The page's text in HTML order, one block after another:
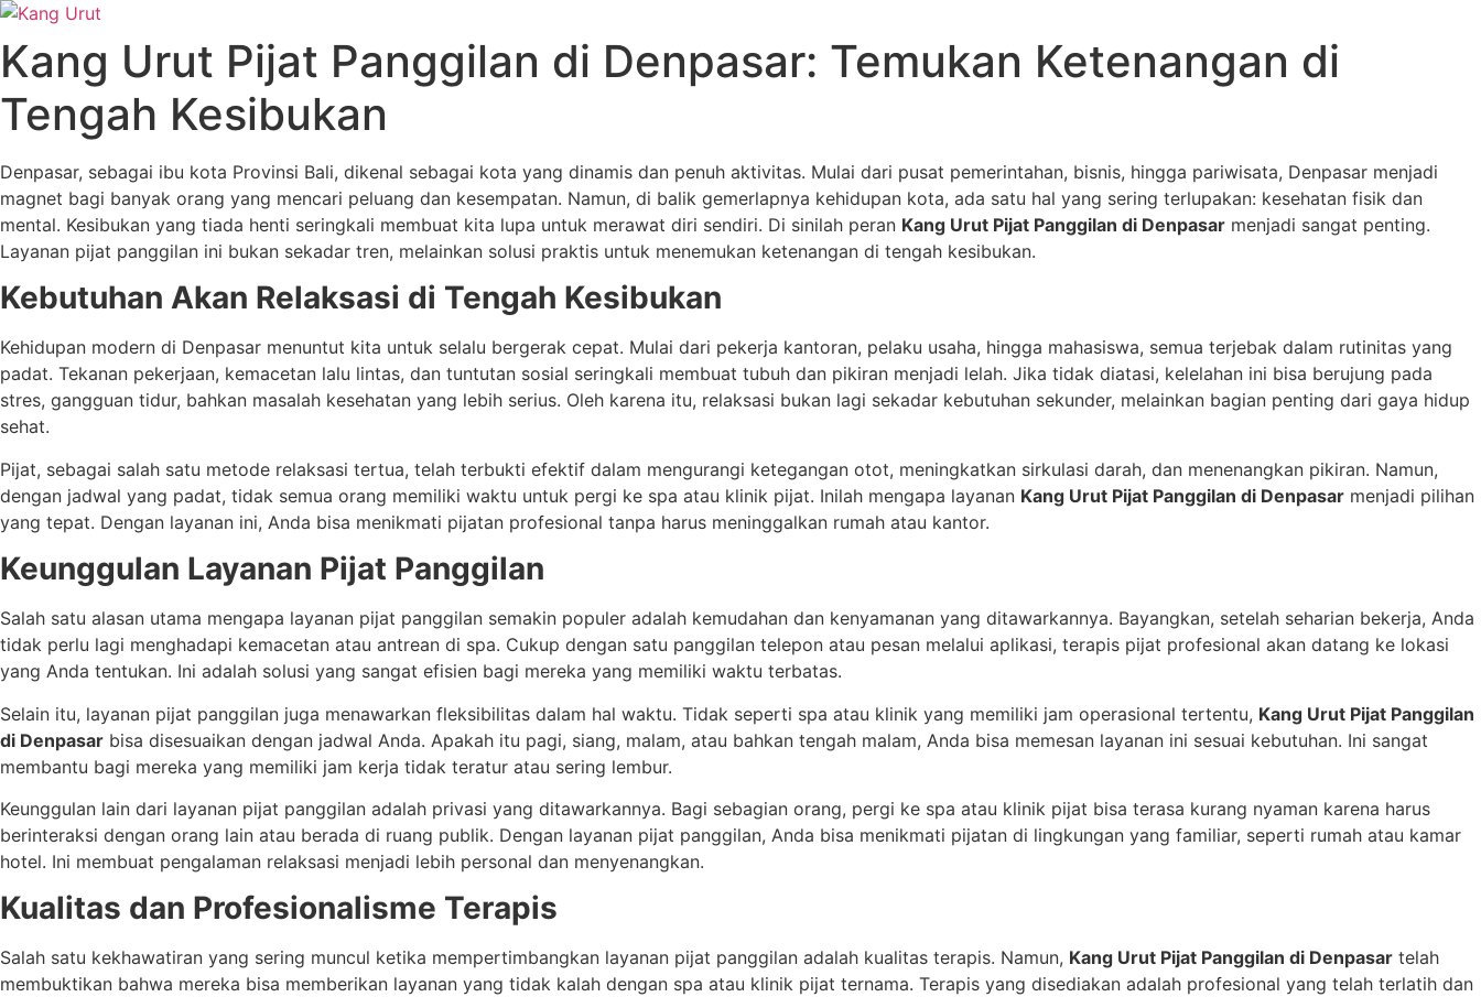
Skip
content
Kang Urut Pijat Panggilan di Denpasar: Temukan Ketenangan di
Tengah Kesibukan
Denpasar, sebagai ibu kota Provinsi Bali, dikenal sebagai kota yang dinamis dan penuh aktivitas. Mulai dari pusat pemerintahan, bisnis, hingga pariwisata, Denpasar menjadi
magnet bagi banyak orang yang mencari peluang dan kesempatan. Namun, di balik gemerlapnya kehidupan kota, ada satu hal yang sering terlupakan: kesehatan fisik dan
mental. Kesibukan yang tiada henti seringkali membuat kita lupa untuk merawat diri sendiri. Di sinilah peran Kang Urut Pijat Panggilan di Denpasar menjadi sangat penting.
Layanan pijat panggilan ini bukan sekadar tren, melainkan solusi praktis untuk menemukan ketenangan di tengah kesibukan.
Kebutuhan Akan Relaksasi di Tengah Kesibukan
Kehidupan modern di Denpasar menuntut kita untuk selalu bergerak cepat. Mulai dari pekerja kantoran, pelaku usaha, hingga mahasiswa, semua terjebak dalam rutinitas yang
padat. Tekanan pekerjaan, kemacetan lalu lintas, dan tuntutan sosial seringkali membuat tubuh dan pikiran menjadi lelah. Jika tidak diatasi, kelelahan ini bisa berujung pada
stres, gangguan tidur, bahkan masalah kesehatan yang lebih serius. Oleh karena itu, relaksasi bukan lagi sekadar kebutuhan sekunder, melainkan bagian penting dari gaya hidup
sehat.
Pijat, sebagai salah satu metode relaksasi tertua, telah terbukti efektif dalam mengurangi ketegangan otot, meningkatkan sirkulasi darah, dan menenangkan pikiran. Namun,
dengan jadwal yang padat, tidak semua orang memiliki waktu untuk pergi ke spa atau klinik pijat. Inilah mengapa layanan Kang Urut Pijat Panggilan di Denpasar menjadi pilihan
yang tepat. Dengan layanan ini, Anda bisa menikmati pijatan profesional tanpa harus meninggalkan rumah atau kantor.
Keunggulan Layanan Pijat Panggilan
Salah satu alasan utama mengapa layanan pijat panggilan semakin populer adalah kemudahan dan kenyamanan yang ditawarkannya. Bayangkan, setelah seharian bekerja, Anda
tidak perlu lagi menghadapi kemacetan atau antrean di spa. Cukup dengan satu panggilan telepon atau pesan melalui aplikasi, terapis pijat profesional akan datang ke lokasi
yang Anda tentukan. Ini adalah solusi yang sangat efisien bagi mereka yang memiliki waktu terbatas.
Selain itu, layanan pijat panggilan juga menawarkan fleksibilitas dalam hal waktu. Tidak seperti spa atau klinik yang memiliki jam operasional tertentu, Kang Urut Pijat Panggilan
di Denpasar bisa disesuaikan dengan jadwal Anda. Apakah itu pagi, siang, malam, atau bahkan tengah malam, Anda bisa memesan layanan ini sesuai kebutuhan. Ini sangat
membantu bagi mereka yang memiliki jam kerja tidak teratur atau sering lembur.
Keunggulan lain dari layanan pijat panggilan adalah privasi yang ditawarkannya. Bagi sebagian orang, pergi ke spa atau klinik pijat bisa terasa kurang nyaman karena harus
berinteraksi dengan orang lain atau berada di ruang publik. Dengan layanan pijat panggilan, Anda bisa menikmati pijatan di lingkungan yang familiar, seperti rumah atau kamar
hotel. Ini membuat pengalaman relaksasi menjadi lebih personal dan menyenangkan.
Kualitas dan Profesionalisme Terapis
Salah satu kekhawatiran yang sering muncul ketika mempertimbangkan layanan pijat panggilan adalah kualitas terapis. Namun, Kang Urut Pijat Panggilan di Denpasar telah
membuktikan bahwa mereka bisa memberikan layanan yang tidak kalah dengan spa atau klinik pijat ternama. Terapis yang disediakan adalah profesional yang telah terlatih dan